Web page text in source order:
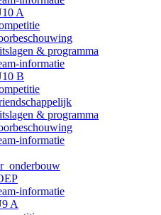
A
& programma
informatie
B
& programma
informatie
informatie
A